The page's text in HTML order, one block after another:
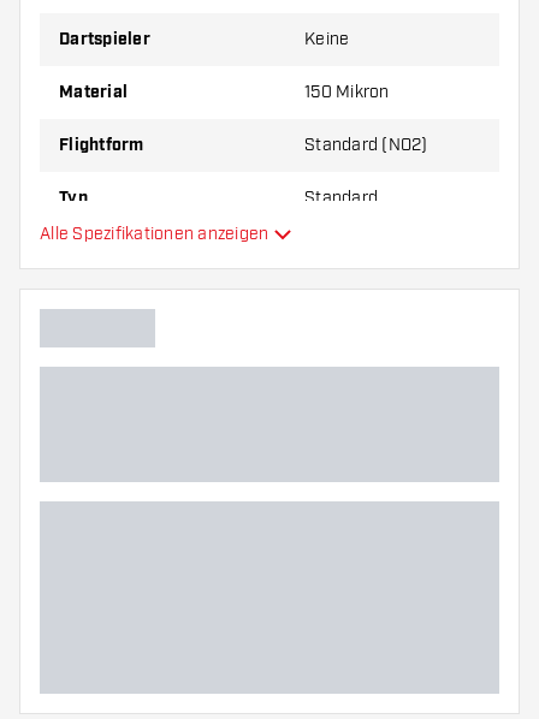
um herauszufinden, welche Variante am besten
zu Ihnen passt!
Dartspieler Keine
Material 150 Mikron
Flightform Standard (NO2)
Typ Standard
Hauptfarbe
Alle Spezifikationen anzeigen